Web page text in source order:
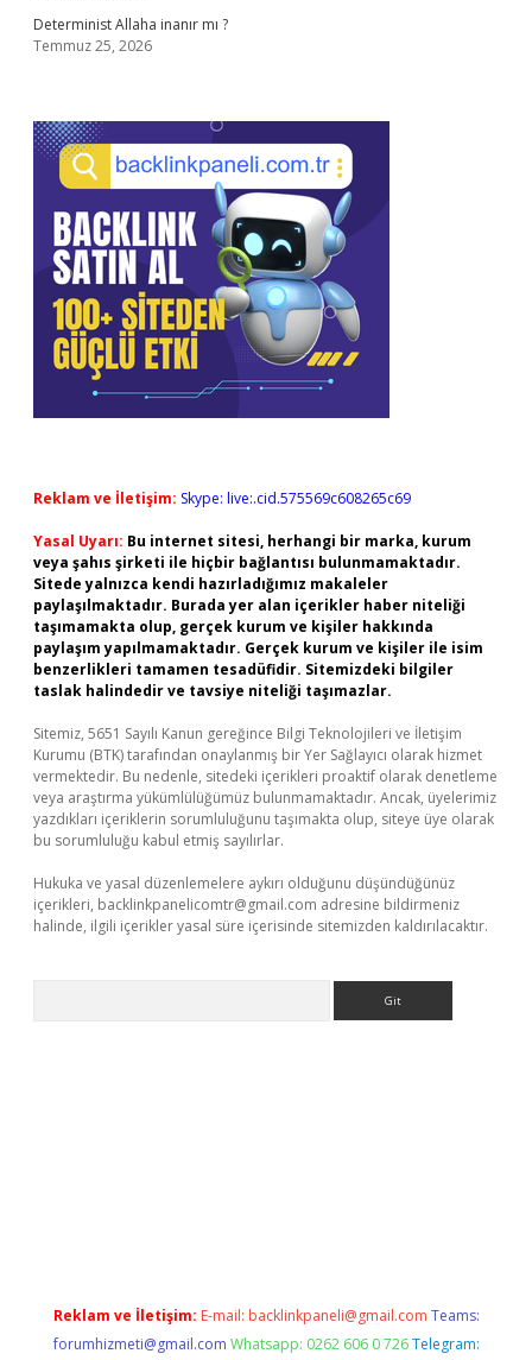
Determinist Allaha inanır mı ?
Temmuz 25, 2026
Reklam ve İletişim: Skype: live:.cid.575569c608265c69
Yasal Uyarı: Bu internet sitesi, herhangi bir marka, kurum
veya şahıs şirketi ile hiçbir bağlantısı bulunmamaktadır.
Sitede yalnızca kendi hazırladığımız makaleler
paylaşılmaktadır. Burada yer alan içerikler haber niteliği
taşımamakta olup, gerçek kurum ve kişiler hakkında
paylaşım yapılmamaktadır. Gerçek kurum ve kişiler ile isim
benzerlikleri tamamen tesadüfidir. Sitemizdeki bilgiler
taslak halindedir ve tavsiye niteliği taşımazlar.
Sitemiz, 5651 Sayılı Kanun gereğince Bilgi Teknolojileri ve İletişim
Kurumu (BTK) tarafından onaylanmış bir Yer Sağlayıcı olarak hizmet
vermektedir. Bu nedenle, sitedeki içerikleri proaktif olarak denetleme
veya araştırma yükümlülüğümüz bulunmamaktadır. Ancak, üyelerimiz
yazdıkları içeriklerin sorumluluğunu taşımakta olup, siteye üye olarak
bu sorumluluğu kabul etmiş sayılırlar.
Hukuka ve yasal düzenlemelere aykırı olduğunu düşündüğünüz
içerikleri, backlinkpanelicomtr@gmail.com adresine bildirmeniz
halinde, ilgili içerikler yasal süre içerisinde sitemizden kaldırılacaktır.
Reklam ve İletişim: E-mail: backlinkpaneli@gmail.com Teams:
forumhizmeti@gmail.com Whatsapp: 0262 606 0 726 Telegram: